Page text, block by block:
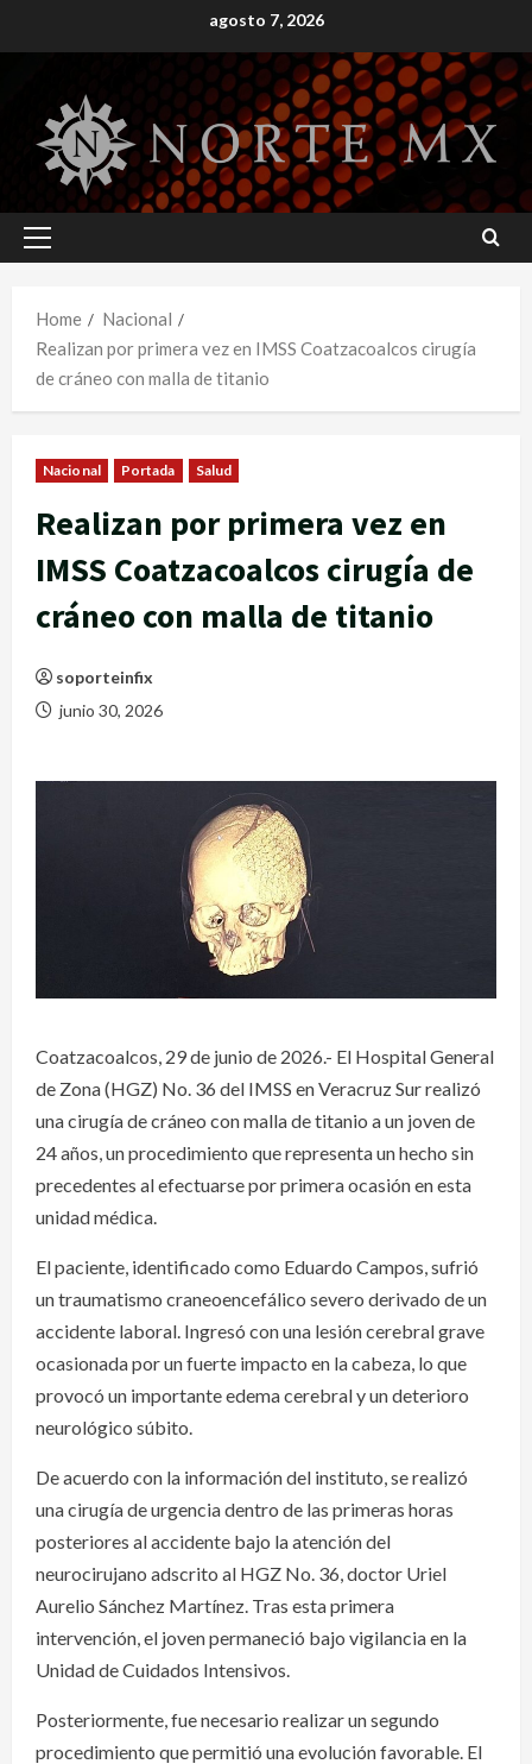
to
agosto 7, 2026
Primary
Home
Nacional
Realizan por primera vez en IMSS Coatzacoalcos cirugía
de cráneo con malla de titanio
Nacional Portada Salud
Realizan por primera vez en
IMSS Coatzacoalcos cirugía de
cráneo con malla de titanio
soporteinfix
junio 30, 2026
Coatzacoalcos, 29 de junio de 2026.- El Hospital General
de Zona (HGZ) No. 36 del IMSS en Veracruz Sur realizó
una cirugía de cráneo con malla de titanio a un joven de
24 años, un procedimiento que representa un hecho sin
precedentes al efectuarse por primera ocasión en esta
unidad médica.
El paciente, identificado como Eduardo Campos, sufrió
un traumatismo craneoencefálico severo derivado de un
accidente laboral. Ingresó con una lesión cerebral grave
ocasionada por un fuerte impacto en la cabeza, lo que
provocó un importante edema cerebral y un deterioro
neurológico súbito.
De acuerdo con la información del instituto, se realizó
una cirugía de urgencia dentro de las primeras horas
posteriores al accidente bajo la atención del
neurocirujano adscrito al HGZ No. 36, doctor Uriel
Aurelio Sánchez Martínez. Tras esta primera
intervención, el joven permaneció bajo vigilancia en la
Unidad de Cuidados Intensivos.
Posteriormente, fue necesario realizar un segundo
procedimiento que permitió una evolución favorable. El